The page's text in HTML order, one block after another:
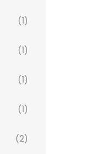
(1)
(1)
(1)
(1)
(2)